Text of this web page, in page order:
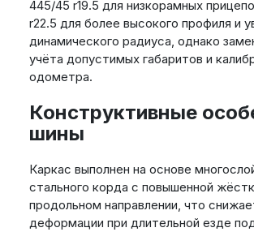
445/45 r19.5 для низкорамных
r22.5 для более высокого профиля и
динамического радиуса, однако
учёта допустимых габаритов и
одометра.
Конструктивные
шины
Каркас выполнен на основе
стального корда с повышенной
продольном направлении, что
деформации при длительной езде